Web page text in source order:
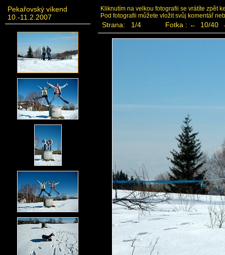
Pekařovský víkend
10.-11.2.2007
Kliknutím na velkou fotografii se vrátíte zpět
Pod fotografii můžete vložit svůj komentář
Strana: 1/4 Fotka : ← 10/40